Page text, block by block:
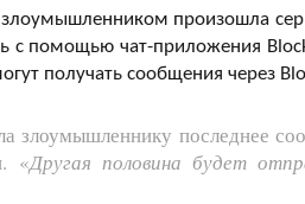
произошла
с помощью чат-приложения
получать сообщения через
злоумышленнику последнее
«Другая половина будет